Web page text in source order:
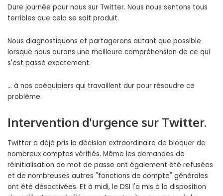
Dure journée pour nous sur Twitter. Nous nous sentons tous
terribles que cela se soit produit.
Nous diagnostiquons et partagerons autant que possible
lorsque nous aurons une meilleure compréhension de ce qui
s'est passé exactement.
… à nos coéquipiers qui travaillent dur pour résoudre ce
problème.
Intervention d'urgence sur Twitter.
Twitter a déjà pris la décision extraordinaire de bloquer de
nombreux comptes vérifiés. Même les demandes de
réinitialisation de mot de passe ont également été refusées
et de nombreuses autres "fonctions de compte" générales
ont été désactivées. Et à midi, le DSI l'a mis à la disposition